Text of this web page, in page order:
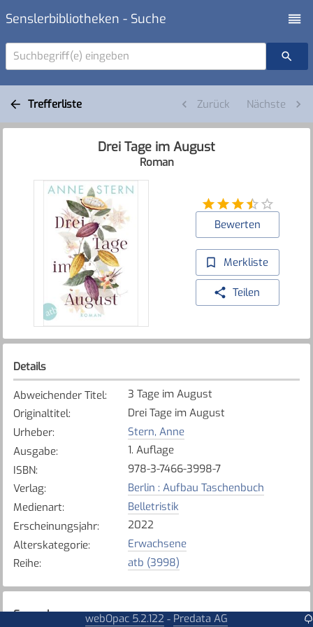
Senslerbibliotheken - Suche
Suchbegriff(e) eingeben
Trefferliste Zurück Nächste
Drei Tage im August
Roman
Bewerten
Merkliste
Teilen
Details
Abweichender Titel:
3 Tage im August
Originaltitel:
Drei Tage im August
Urheber:
Stern, Anne
Ausgabe:
1. Auflage
ISBN:
978-3-7466-3998-7
Verlag:
Berlin : Aufbau Taschenbuch
Medienart:
Belletristik
Erscheinungsjahr:
2022
Alterskategorie:
Erwachsene
Reihe: atb (3998)
Exemplare webOpac 5.2.122 - Predata AG